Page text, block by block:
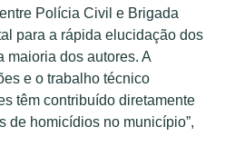
Polícia Civil e Brigada
para a rápida elucidação dos
maioria dos autores. A
e o trabalho técnico
têm contribuído diretamente
de homicídios no município”,